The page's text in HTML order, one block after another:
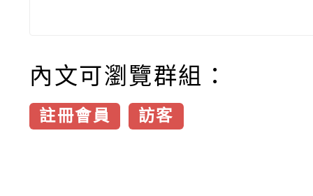
內文可瀏覽群組：
註冊會員 訪客